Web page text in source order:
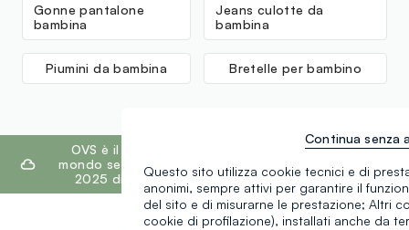
Gonne pantalone
bambina
Jeans culotte da
bambina
Piumini da bambina Bretelle per bambino
footer.ariatitleOVS è il quarto marchio più trasparente al
mondo secondo il report What Fuels Fashion?
2025 di Fashion Revolution.Scopri di più
Questo sito utilizza cookie tecnici e di
anonimi, sempre attivi per garantire il
del sito e di misurarne le prestazione; Altri
cookie di profilazione), installati anche da
Continua senza